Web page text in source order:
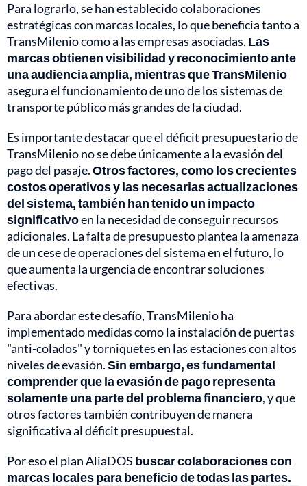
Para lograrlo, se han establecido colaboraciones
estratégicas con marcas locales, lo que beneficia tanto a
TransMilenio como a las empresas asociadas. Las
marcas obtienen visibilidad y reconocimiento ante
una audiencia amplia, mientras que TransMilenio
asegura el funcionamiento de uno de los sistemas de
transporte público más grandes de la ciudad.
Es importante destacar que el déficit presupuestario de
TransMilenio no se debe únicamente a la evasión del
pago del pasaje.Otros factores, como los crecientes
costos operativos y las necesarias actualizaciones
del sistema, también han tenido un impacto
significativoen la necesidad de conseguir recursos
adicionales. La falta de presupuesto plantea la amenaza
de un cese de operaciones del sistema en el futuro, lo
que aumenta la urgencia de encontrar soluciones
efectivas.
Para abordar este desafío, TransMilenio ha
implementado medidas como la instalación de puertas
"anti-colados" y torniquetes en las estaciones con altos
niveles de evasión.Sin embargo, es fundamental
comprender que la evasión de pago representa
solamente una parte del problema financiero, y que
otros factores también contribuyen de manera
significativa al déficit presupuestal.
Por eso el plan AliaDOS buscar colaboraciones con
marcas locales para beneficio de todas las partes.